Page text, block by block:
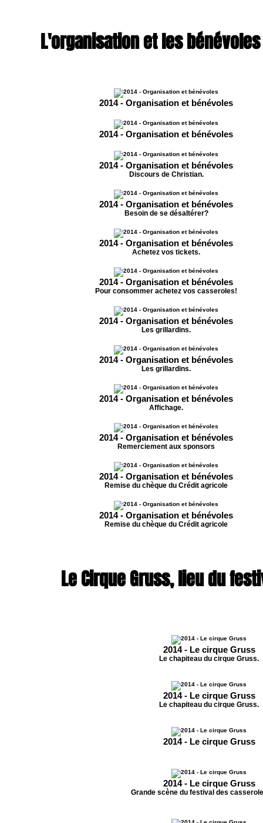
L'organisation et les bénévoles
2014 - Organisation et bénévoles
2014 - Organisation et bénévoles
2014 - Organisation et bénévoles
Discours de Christian.
2014 - Organisation et bénévoles
Besoin de se désaltérer?
2014 - Organisation et bénévoles
Achetez vos tickets.
2014 - Organisation et bénévoles
Pour consommer achetez vos casseroles!
2014 - Organisation et bénévoles
Les grillardins.
2014 - Organisation et bénévoles
Les grillardins.
2014 - Organisation et bénévoles
Affichage.
2014 - Organisation et bénévoles
Remerciement aux sponsors
2014 - Organisation et bénévoles
Remise du chèque du Crédit agricole
2014 - Organisation et bénévoles
Remise du chèque du Crédit agricole
Le Cirque Gruss, lieu du
2014 - Le cirque Gruss
Le chapiteau du cirque Gruss.
2014 - Le cirque Gruss
Le chapiteau du cirque Gruss.
2014 - Le cirque Gruss
2014 - Le cirque Gruss
Grande scène du festival des